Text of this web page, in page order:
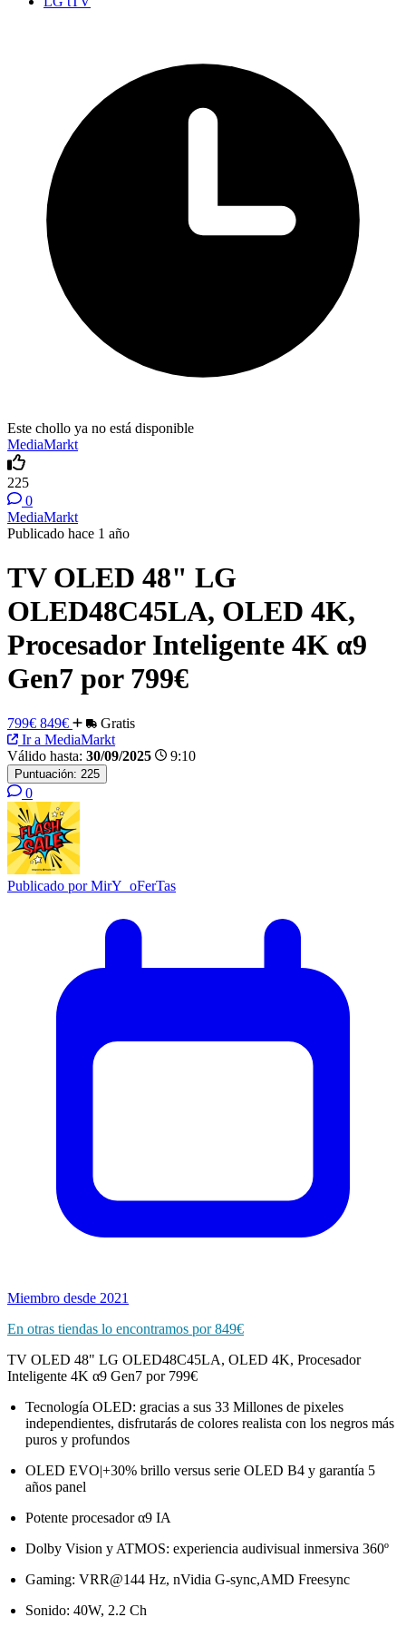
Este chollo ya no está disponible
MediaMarkt
225
0
MediaMarkt
Publicado hace 1 año
TV OLED 48" LG
OLED48C45LA, OLED 4K,
Procesador Inteligente 4K α9
Gen7 por 799€
799€ 849€
Gratis
Ir a MediaMarkt
Válido hasta: 30/09/2025 9:10
Puntuación: 225
0
Publicado porMirY_oFerTas
Miembro desde 2021
En otras tiendas lo encontramos por 849€
TV OLED 48" LG OLED48C45LA, OLED 4K, Procesador
Inteligente 4K α9 Gen7 por 799€
Tecnología OLED: gracias a sus 33 Millones de pixeles
independientes, disfrutarás de colores realista con los negros más
puros y profundos
OLED EVO|+30% brillo versus serie OLED B4 y garantía 5
años panel
Potente procesador α9 IA
Dolby Vision y ATMOS: experiencia audivisual inmersiva 360º
Gaming: VRR@144 Hz, nVidia G-sync,AMD Freesync
Sonido: 40W, 2.2 Ch